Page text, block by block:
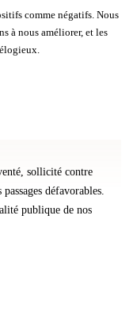
comme négatifs. Nous
à nous améliorer, et les
sollicité contre
défavorables.
publique de nos